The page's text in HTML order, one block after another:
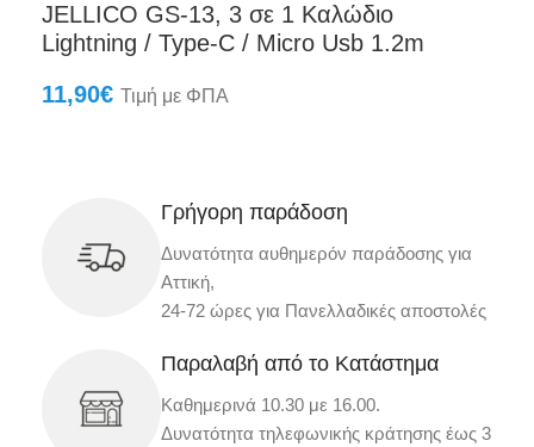
JELLICO GS-13, 3 σε 1 Καλώδιο
Lightning / Type-C / Micro Usb 1.2m
11,90€ Τιμή με ΦΠΑ
Γρήγορη παράδοση
Δυνατότητα αυθημερόν παράδοσης για
Αττική,
24-72 ώρες για Πανελλαδικές αποστολές
Παραλαβή από το Κατάστημα
Καθημερινά 10.30 με 16.00.
Δυνατότητα τηλεφωνικής κράτησης έως 3